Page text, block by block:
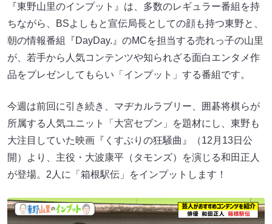
『東野山里のインプット』は、多数のレギュラー番組を持
ちながら、BSよしもと宣伝局長としての顔も持つ東野と、
朝の情報番組『DayDay.』のMCを担当する売れっ子の山里
が、若手から人気コンテンツや知られざる面白エンタメ作
品をプレゼンしてもらい「インプット」する番組です。
今週は前回に引き続き、マヂカルラブリー、囲碁将棋らが
所属する人気ユニット「大宮セブン」を題材にし、東野も
大注目していた映画『くすぶりの狂騒曲』（12月13日公
開）より、主役・大波康平（タモンズ）を演じる和田正人
が登場。2人に「箱根駅伝」をインプットします！